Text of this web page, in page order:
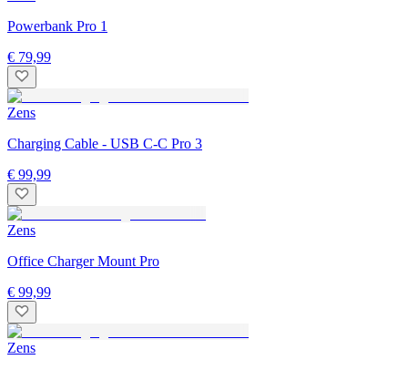
Powerbank Pro 1
€ 79,99
Zens
Charging Cable - USB C-C Pro 3
€ 99,99
Zens
Office Charger Mount Pro
€ 99,99
Zens